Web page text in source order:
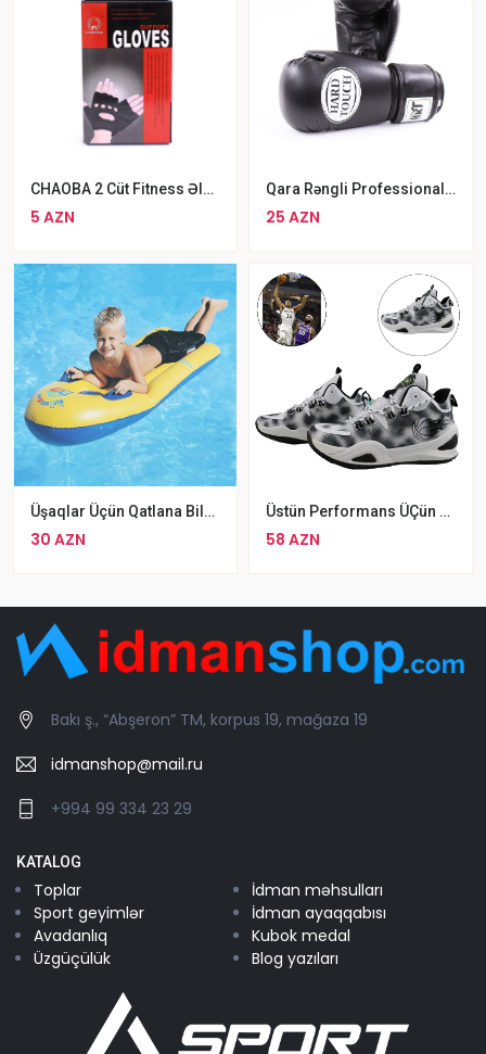
CHAOBA 2 Cüt Fitness Əlcəyi İdman Zalı Üçün Yarım Barmaq Fitness Əlcəyi
5 AZN
Qara Rəngli Professional Boks Əlcəyi Hard Touch Boks Əlcəyi
25 AZN
Üşaqlar Üçün Qatlana Bilən Zərərsiz Earlyad Surfboard Şişmə Üzmə Döşəyi
30 AZN
Üstün Performans ÜÇün Basketbol Ayaqqabısı
58 AZN
Bakı ş., “Abşeron” TM, korpus 19, mağaza 19
idmanshop@mail.ru
+994 99 334 23 29
KATALOG
Toplar
İdman məhsulları
Sport geyimlər
İdman ayaqqabısı
Avadanlıq
Kubok medal
Üzgüçülük
Blog yazıları